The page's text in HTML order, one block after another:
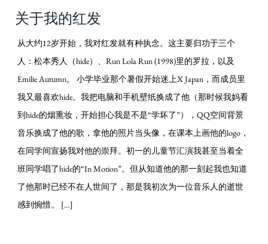
关于我的红发
从大约12岁开始，我对红发就有种执念。这主要归功于三个
人：松本秀人（hide）、Run Lola Run (1998)里的罗拉，以及
Emilie Autumn。 小学毕业那个暑假开始迷上X Japan，而成员里
我又最喜欢hide。我把电脑和手机壁纸换成了他（那时候我妈看
到hide的烟熏妆，开始担心我是不是“学坏了”），QQ空间背景
音乐换成了他的歌，拿他的照片当头像，在课本上画他的logo，
在同学间宣扬我对他的崇拜。初一的儿童节汇演我甚至当着全
班同学唱了hide的“In Motion”。但从知道他的那一刻起我也知道
了他那时已经不在人世间了，那是我初次为一位音乐人的逝世
感到惋惜。 […]